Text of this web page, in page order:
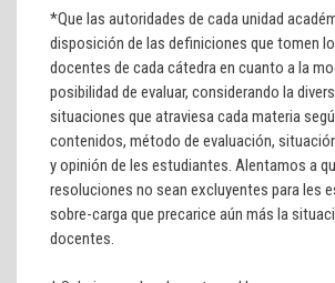
*Que las autoridades de cada unidad
disposición de las definiciones que tomen
docentes de cada cátedra en cuanto a la
posibilidad de evaluar, considerando la
situaciones que atraviesa cada materia
contenidos, método de evaluación,
y opinión de les estudiantes. Alentamos a
resoluciones no sean excluyentes para les
sobre-carga que precarice aún más la
docentes.